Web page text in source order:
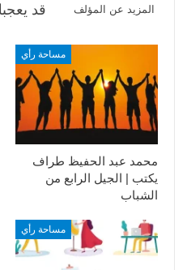
قد المزيد عن المؤلف
مساحة رأي
محمد عبد الحفيظ طراف
يكتب | الجيل الرابع من
الشباب
مساحة رأي